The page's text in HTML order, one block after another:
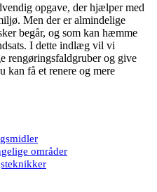
opgave, der hjælper med
Men der er almindelige
begår, og som kan hæmme
I dette indlæg vil vi
rengøringsfaldgruber og give
kan få et renere og mere
områder